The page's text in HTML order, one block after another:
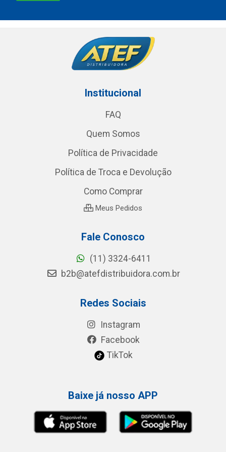
Institucional
FAQ
Quem Somos
Política de Privacidade
Política de Troca e Devolução
Como Comprar
Meus Pedidos
Fale Conosco
(11) 3324-6411
b2b@atefdistribuidora.com.br
Redes Sociais
Instagram
Facebook
TikTok
Baixe já nosso APP